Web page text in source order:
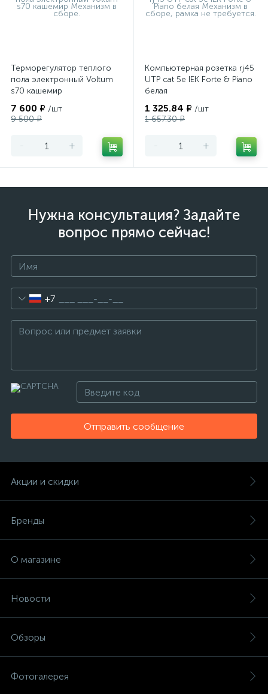
Терморегулятор теплого
пола электронный Voltum
s70 кашемир
7 600 ₽ /шт
9 500 ₽
- +
Компьютерная розетка rj45
UTP cat 5e IEK Forte & Piano
белая
1 325.84 ₽ /шт
1 657.30 ₽
- +
Нужна консультация? Задайте
вопрос прямо сейчас!
+7
Отправить сообщение
Акции и скидки
Бренды
О магазине
Новости
Обзоры
Фотогалерея